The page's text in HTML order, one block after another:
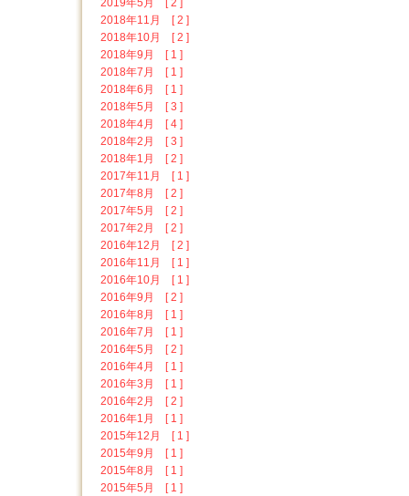
2019年5月 [ 2 ]
2018年11月 [ 2 ]
2018年10月 [ 2 ]
2018年9月 [ 1 ]
2018年7月 [ 1 ]
2018年6月 [ 1 ]
2018年5月 [ 3 ]
2018年4月 [ 4 ]
2018年2月 [ 3 ]
2018年1月 [ 2 ]
2017年11月 [ 1 ]
2017年8月 [ 2 ]
2017年5月 [ 2 ]
2017年2月 [ 2 ]
2016年12月 [ 2 ]
2016年11月 [ 1 ]
2016年10月 [ 1 ]
2016年9月 [ 2 ]
2016年8月 [ 1 ]
2016年7月 [ 1 ]
2016年5月 [ 2 ]
2016年4月 [ 1 ]
2016年3月 [ 1 ]
2016年2月 [ 2 ]
2016年1月 [ 1 ]
2015年12月 [ 1 ]
2015年9月 [ 1 ]
2015年8月 [ 1 ]
2015年5月 [ 1 ]